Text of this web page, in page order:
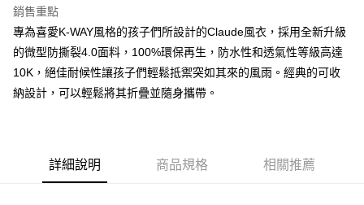
AFTEE先享後付是「在收到商品之後才付款」的支付方式。 讓您購物簡單
便利好安心！
１．簡單：不需註冊會員、不需綁卡、不需儲值。
２．便利：只要手機號碼，簡訊認證，即可結帳。
３．安心：先確認商品／服務後，再付款。
【「AFTEE先享後付」結帳流程】
３．收到繳費通知簡訊後14天內，點擊此簡訊中的連結，可透過四大超商／
ATM／網路銀行／等多元方式進行付款，方視為交易完成。
ATM付款
運送方式
黑貓宅急便配送到府
每筆NT$120，滿NT$3,000(含以上)免運費
銷售重點
專為喜愛K-WAY風格的孩子們所設計的Claude風衣，採用全新升級
的微型防撕裂4.0面料，100%環保再生，防水性和透氣性等級高達
10K，絕佳耐候性讓孩子們輕鬆抵禦突如其來的風雨。經典的可收
納設計，可以輕鬆將其折疊並隨身攜帶。
詳細說明 商品規格 相關推薦